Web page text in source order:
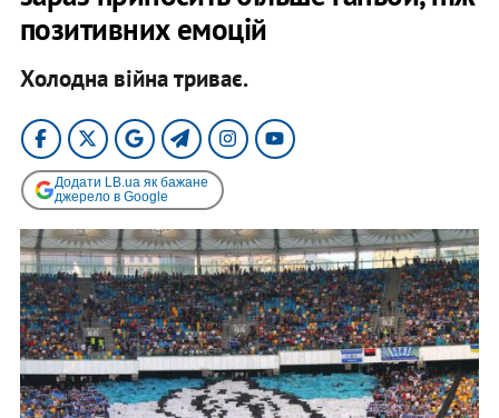
позитивних емоцій
Холодна війна триває.
Додати LB.ua як бажане
джерело в Google